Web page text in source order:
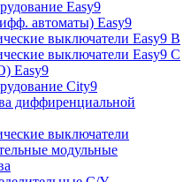
Easy9
автоматы) Easy9
выключатели Easy9 В
выключатели Easy9 С
Easy9
City9
диффиренциальной
выключатели
модульные